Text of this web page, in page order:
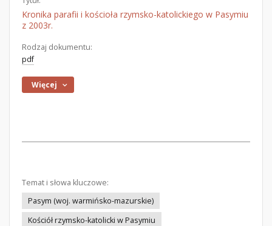
Kronika parafii i kościoła rzymsko-katolickiego w Pasymiu
z 2003r.
Rodzaj dokumentu:
pdf
Więcej
Temat i słowa kluczowe:
Pasym (woj. warmińsko-mazurskie)
Kościół rzymsko-katolicki w Pasymiu